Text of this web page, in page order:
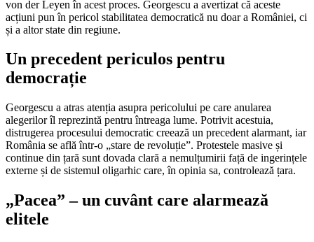
von der Leyen în acest proces. Georgescu a avertizat că aceste
acțiuni pun în pericol stabilitatea democratică nu doar a României, ci
și a altor state din regiune.
Un precedent periculos pentru
democrație
Georgescu a atras atenția asupra pericolului pe care anularea
alegerilor îl reprezintă pentru întreaga lume. Potrivit acestuia,
distrugerea procesului democratic creează un precedent alarmant, iar
România se află într-o „stare de revoluție”. Protestele masive și
continue din țară sunt dovada clară a nemulțumirii față de ingerințele
externe și de sistemul oligarhic care, în opinia sa, controlează țara.
„Pacea” – un cuvânt care alarmează
elitele